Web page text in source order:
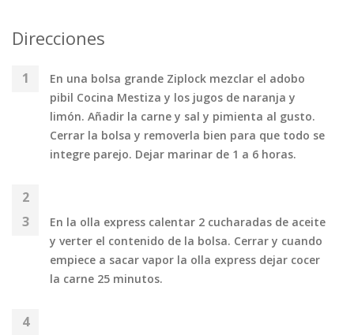
Direcciones
En una bolsa grande Ziplock mezclar el adobo
pibil Cocina Mestiza y los jugos de naranja y
limón. Añadir la carne y sal y pimienta al gusto.
Cerrar la bolsa y removerla bien para que todo se
integre parejo. Dejar marinar de 1 a 6 horas.
En la olla express calentar 2 cucharadas de aceite
y verter el contenido de la bolsa. Cerrar y cuando
empiece a sacar vapor la olla express dejar cocer
la carne 25 minutos.